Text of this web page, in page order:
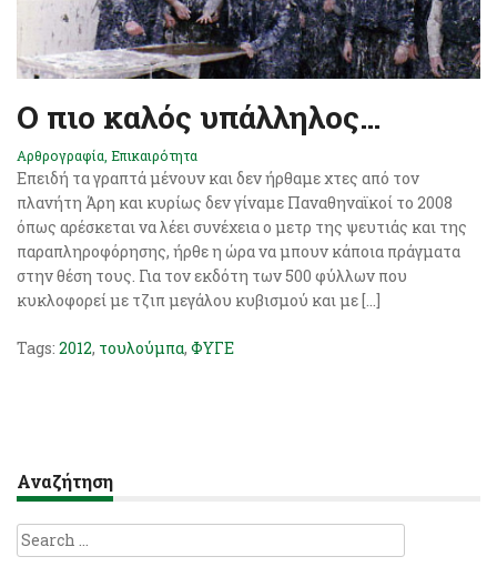
Ο πιο καλός υπάλληλος…
Αρθρογραφία, Επικαιρότητα
Επειδή τα γραπτά μένουν και δεν ήρθαμε χτες από τον
πλανήτη Άρη και κυρίως δεν γίναμε Παναθηναϊκοί το 2008
όπως αρέσκεται να λέει συνέχεια ο μετρ της ψευτιάς και της
παραπληροφόρησης, ήρθε η ώρα να μπουν κάποια πράγματα
στην θέση τους. Για τον εκδότη των 500 φύλλων που
κυκλοφορεί με τζιπ μεγάλου κυβισμού και με […]
Tags: 2012, τουλούμπα, ΦΥΓΕ
Αναζήτηση
Search
for: